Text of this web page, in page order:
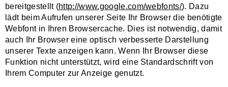
bereitgestellt (http://www.google.com/webfonts/). Dazu
lädt beim Aufrufen unserer Seite Ihr Browser die benötigte
Webfont in Ihren Browsercache. Dies ist notwendig, damit
auch Ihr Browser eine optisch verbesserte Darstellung
unserer Texte anzeigen kann. Wenn Ihr Browser diese
Funktion nicht unterstützt, wird eine Standardschrift von
Ihrem Computer zur Anzeige genutzt.